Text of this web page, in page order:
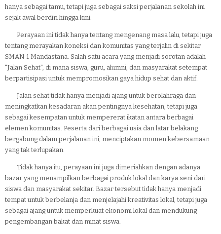
hanya sebagai tamu, tetapi juga sebagai saksi perjalanan sekolah ini
sejak awal berdiri hingga kini.
Perayaan ini tidak hanya tentang mengenang masa lalu, tetapi juga
tentang merayakan koneksi dan komunitas yang terjalin di sekitar
SMAN 1 Mandastana. Salah satu acara yang menjadi sorotan adalah
"Jalan Sehat", di mana siswa, guru, alumni, dan masyarakat setempat
berpartisipasi untuk mempromosikan gaya hidup sehat dan aktif.
Jalan sehat tidak hanya menjadi ajang untuk berolahraga dan
meningkatkan kesadaran akan pentingnya kesehatan, tetapi juga
sebagai kesempatan untuk mempererat ikatan antara berbagai
elemen komunitas. Peserta dari berbagai usia dan latar belakang
bergabung dalam perjalanan ini, menciptakan momen kebersamaan
yang tak terlupakan.
Tidak hanya itu, perayaan ini juga dimeriahkan dengan adanya
bazar yang menampilkan berbagai produk lokal dan karya seni dari
siswa dan masyarakat sekitar. Bazar tersebut tidak hanya menjadi
tempat untuk berbelanja dan menjelajahi kreativitas lokal, tetapi juga
sebagai ajang untuk memperkuat ekonomi lokal dan mendukung
pengembangan bakat dan minat siswa.